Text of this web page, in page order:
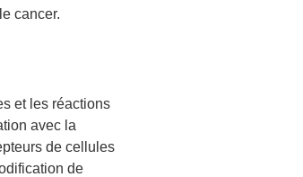
cancer.
et les réactions
avec la
de cellules
de